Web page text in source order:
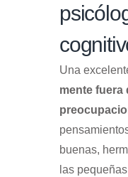
Una
mente fuera
buenas,
las